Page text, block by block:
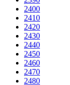
2400
2410
2420
2430
2440
2450
2460
2470
2480